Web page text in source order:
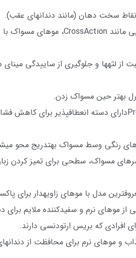
سخت دهان (مانند دندانهای عقب).
از لثهها و جلوگیری از ساییدگی مینای
بهتر حین مسواک زدن.
مسواک، سطحی برای تمیز کردن
و موهای نرم برای محافظت از